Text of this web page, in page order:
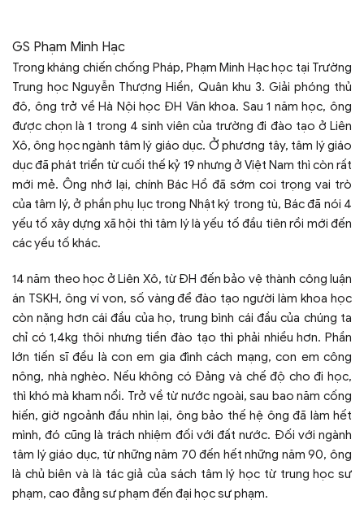
GS Phạm Minh Hạc
Trong kháng chiến chống Pháp, Phạm Minh Hạc học tại Trường
Trung học Nguyễn Thượng Hiền, Quân khu 3. Giải phóng thủ
đô, ông trở về Hà Nội học ĐH Văn khoa. Sau 1 năm học, ông
được chọn là 1 trong 4 sinh viên của trường đi đào tạo ở Liên
Xô, ông học ngành tâm lý giáo dục. Ở phương tây, tâm lý giáo
dục đã phát triển từ cuối thế kỷ 19 nhưng ở Việt Nam thì còn rất
mới mẻ. Ông nhớ lại, chính Bác Hồ đã sớm coi trọng vai trò
của tâm lý, ở phần phụ lục trong Nhật ký trong tù, Bác đã nói 4
yếu tố xây dựng xã hội thì tâm lý là yếu tố đầu tiên rồi mới đến
các yếu tố khác.
14 năm theo học ở Liên Xô, từ ĐH đến bảo vệ thành công luận
án TSKH, ông ví von, số vàng để đào tạo người làm khoa học
còn nặng hơn cái đầu của họ, trung bình cái đầu của chúng ta
chỉ có 1,4kg thôi nhưng tiền đào tạo thì phải nhiều hơn. Phần
lớn tiến sĩ đều là con em gia đình cách mạng, con em công
nông, nhà nghèo. Nếu không có Đảng và chế độ cho đi học,
thì khó mà kham nổi. Trở về từ nước ngoài, sau bao năm cống
hiến, giờ ngoảnh đầu nhìn lại, ông bảo thế hệ ông đã làm hết
mình, đó cũng là trách nhiệm đối với đất nước. Đối với ngành
tâm lý giáo dục, từ những năm 70 đến hết những năm 90, ông
là chủ biên và là tác giả của sách tâm lý học từ trung học sư
phạm, cao đẳng sư phạm đến đại học sư phạm.